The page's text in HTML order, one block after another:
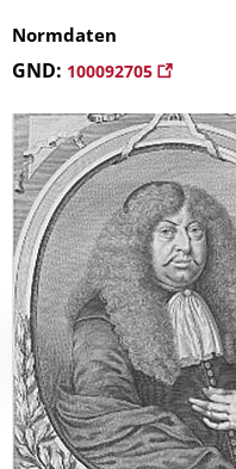
Normdaten
GND: 100092705